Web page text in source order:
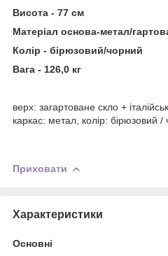
Висота - 77 см
Матеріал основа-метал/
Колір - бірюзовий/чорний
Вага - 126,0 кг
верх: загартоване скло +
каркас: метал, колір: бірюзовий
Приховати
Характеристики
Основні